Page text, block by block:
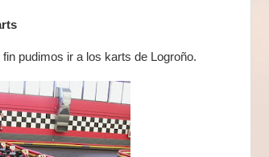
pudimos ir a los karts de Logroño.